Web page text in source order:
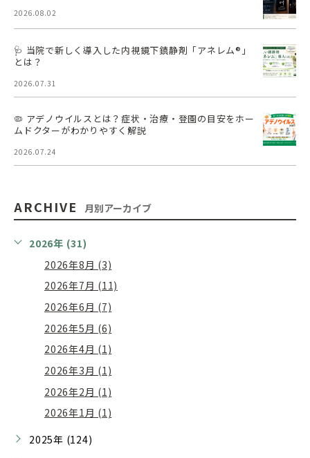
2026.08.02
🩺 当院で新しく導入した内視鏡下鎮静剤「アネレム®」
とは？
2026.07.31
🦠 アデノウイルスとは？症状・治療・登園の目安をホー
ムドクターがわかりやすく解説
2026.07.24
ARCHIVE 月別アーカイブ
2026年 (31)
2026年8月 (3)
2026年7月 (11)
2026年6月 (7)
2026年5月 (6)
2026年4月 (1)
2026年3月 (1)
2026年2月 (1)
2026年1月 (1)
2025年 (124)